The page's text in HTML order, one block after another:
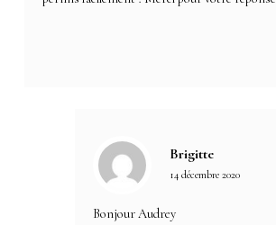
Brigitte
14 décembre 2020
Bonjour Audrey